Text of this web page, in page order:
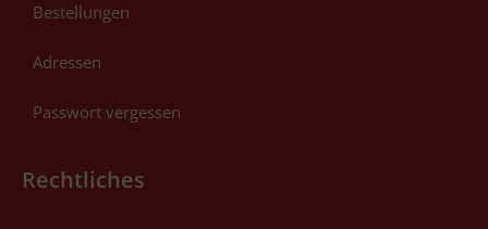
Bestellungen
Adressen
Passwort vergessen
Rechtliches